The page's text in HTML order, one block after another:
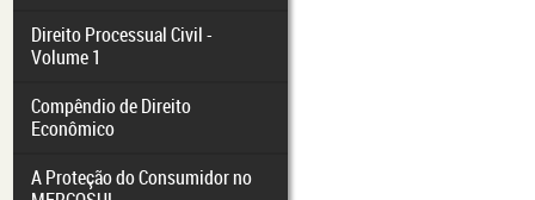
Direito Processual Civil -
Volume 1
Compêndio de Direito
Econômico
A Proteção do Consumidor no